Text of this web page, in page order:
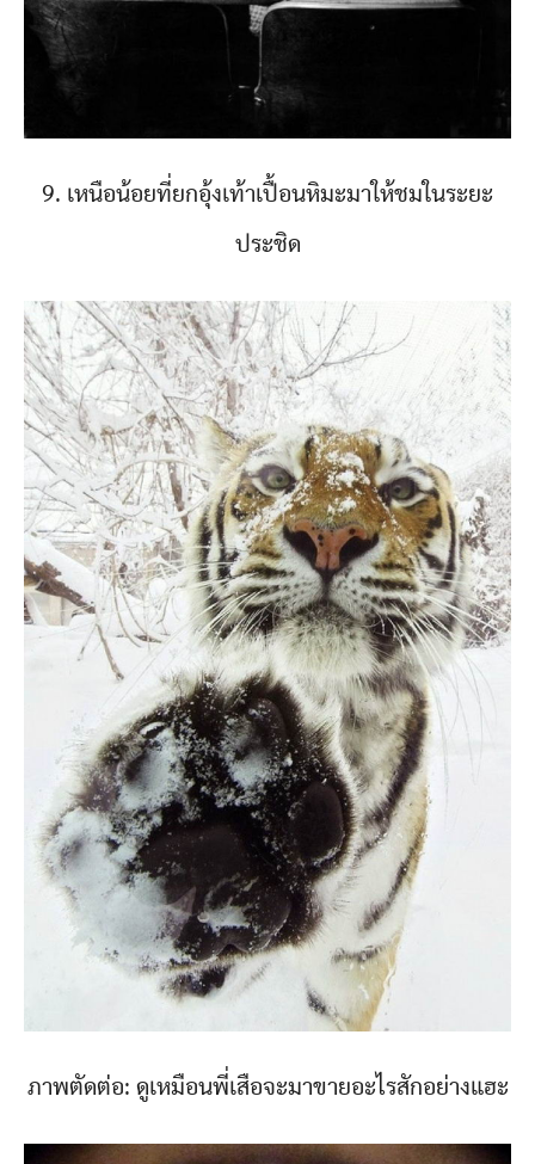
9. เหนือน้อยที่ยกอุ้งเท้าเปื้อนหิมะมาให้ชมในระยะ
ประชิด
ภาพตัดต่อ: ดูเหมือนพี่เสือจะมาขายอะไรสักอย่างแฮะ